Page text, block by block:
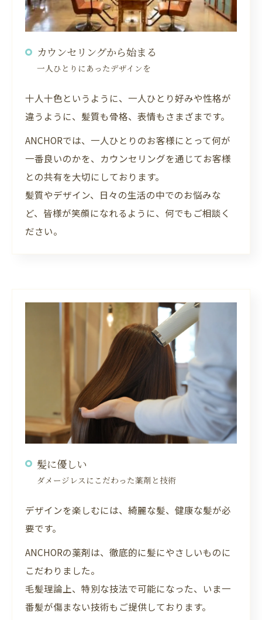
カウンセリングから始まる
一人ひとりにあったデザインを
十人十色というように、一人ひとり好みや性格が
違うように、髪質も骨格、表情もさまざまです。
ANCHORでは、一人ひとりのお客様にとって何が
一番良いのかを、カウンセリングを通じてお客様
との共有を大切にしております。
髪質やデザイン、日々の生活の中でのお悩みな
ど、皆様が笑顔になれるように、何でもご相談く
ださい。
髪に優しい
ダメージレスにこだわった薬剤と技術
デザインを楽しむには、綺麗な髪、健康な髪が必
要です。
ANCHORの薬剤は、徹底的に髪にやさしいものに
こだわりました。
毛髪理論上、特別な技法で可能になった、いま一
番髪が傷まない技術もご提供しております。